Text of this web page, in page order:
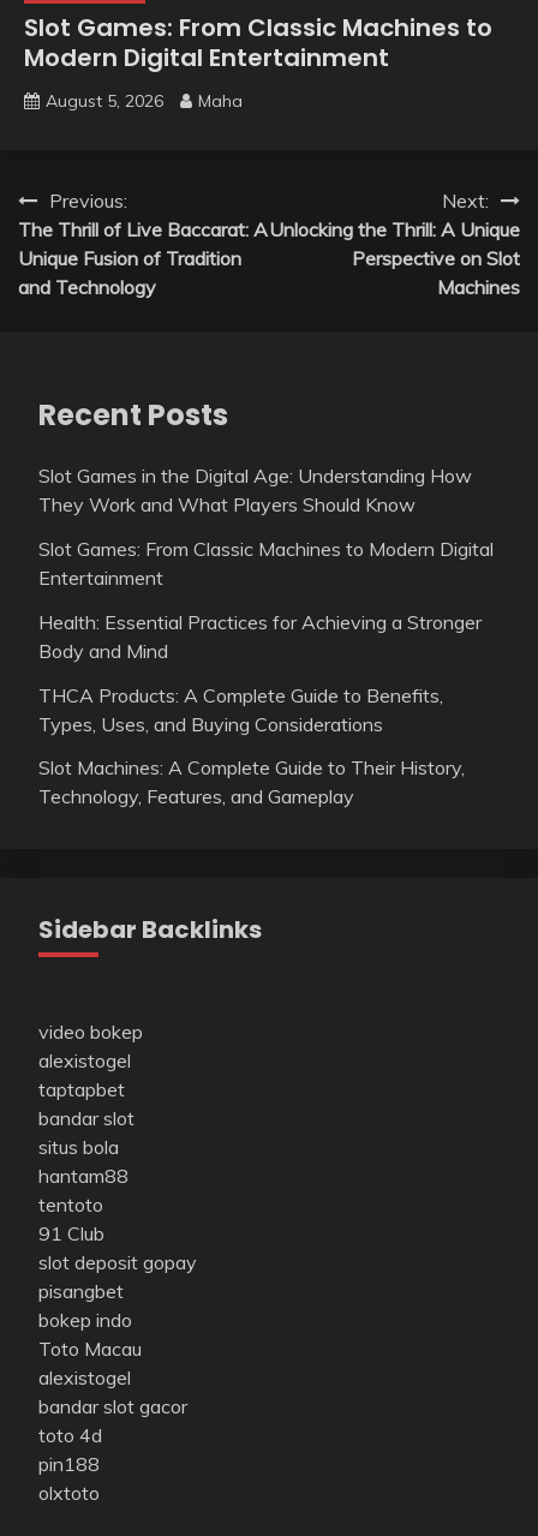
Slot Games: From Classic Machines to
Modern Digital Entertainment
August 5, 2026 Maha
Post
navigation
Previous:
The Thrill of Live Baccarat: A
Unique Fusion of Tradition
and Technology
Next:
Unlocking the Thrill: A Unique
Perspective on Slot
Machines
Recent Posts
Slot Games in the Digital Age: Understanding How
They Work and What Players Should Know
Slot Games: From Classic Machines to Modern Digital
Entertainment
Health: Essential Practices for Achieving a Stronger
Body and Mind
THCA Products: A Complete Guide to Benefits,
Types, Uses, and Buying Considerations
Slot Machines: A Complete Guide to Their History,
Technology, Features, and Gameplay
Sidebar Backlinks
video bokep
alexistogel
taptapbet
bandar slot
situs bola
hantam88
tentoto
91 Club
slot deposit gopay
pisangbet
bokep indo
Toto Macau
alexistogel
bandar slot gacor
toto 4d
pin188
olxtoto